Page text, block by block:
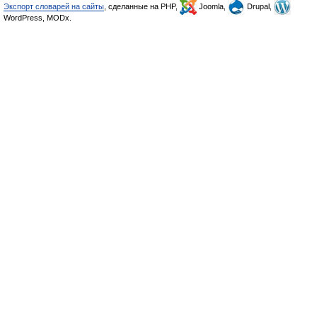
Экспорт словарей на сайты , сделанные на PHP, Joomla,
Drupal,
WordPress, MODx.